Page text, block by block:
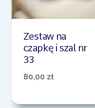
Zestaw na
czapkę i szal nr
33
80,00 zł